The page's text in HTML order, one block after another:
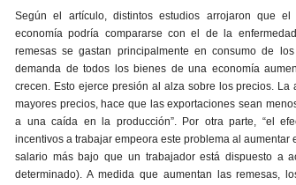
Según el artículo, distintos estudios arrojaron que
economía podría compararse con el de la
remesas se gastan principalmente en consumo de
demanda de todos los bienes de una economía
crecen. Esto ejerce presión al alza sobre los precios. La
mayores precios, hace que las exportaciones sean
a una caída en la producción”. Por otra parte, “el
incentivos a trabajar empeora este problema al aumentar
salario más bajo que un trabajador está dispuesto a
determinado). A medida que aumentan las remesas,